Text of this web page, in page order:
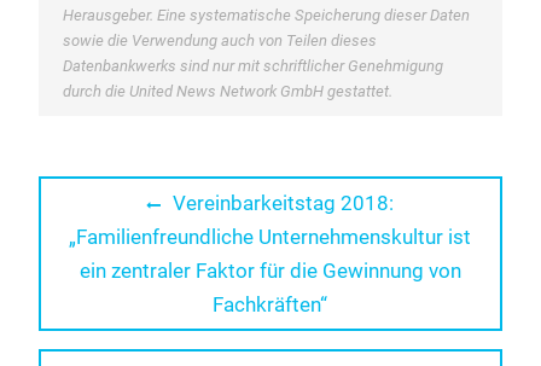
Herausgeber. Eine systematische Speicherung dieser Daten
sowie die Verwendung auch von Teilen dieses
Datenbankwerks sind nur mit schriftlicher Genehmigung
durch die United News Network GmbH gestattet.
Beitragsnavigation
Previous
post:
Vereinbarkeitstag 2018:
„Familienfreundliche Unternehmenskultur ist
ein zentraler Faktor für die Gewinnung von
Fachkräften“